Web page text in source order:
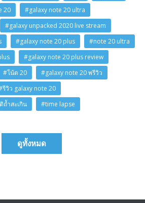
20
#galaxy note 20 ultra
#galaxy unpacked 2020 live stream
#galaxy note 20 plus
#note 20 ultra
#galaxy note 20 plus review
#โน้ต 20
#galaxy note 20 พรีวิว
รีวิว galaxy note 20
ำสะเกิน
#time lapse
ดูทั้งหมด